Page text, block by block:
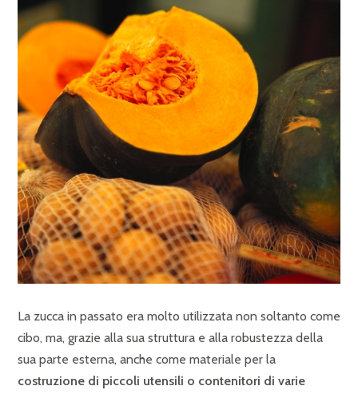
La zucca in passato era molto utilizzata non soltanto come
cibo, ma, grazie alla sua struttura e alla robustezza della
sua parte esterna, anche come materiale per la
costruzione di piccoli utensili o contenitori di varie